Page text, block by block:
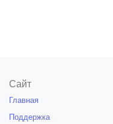
Сайт
Главная
Поддержка